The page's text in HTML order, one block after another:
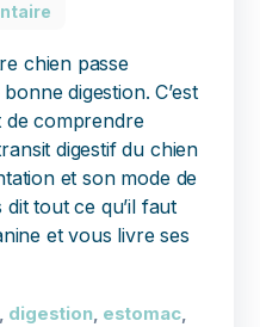
chien passe
digestion. C’est
de comprendre
digestif du chien
et son mode de
tout ce qu’il faut
et vous livre ses
digestion, estomac,